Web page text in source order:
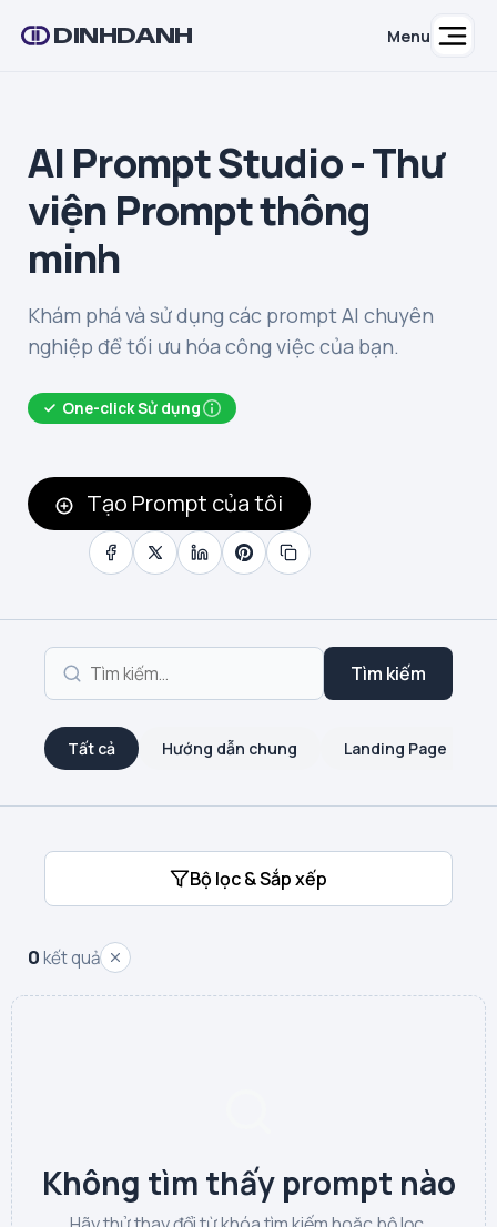
DINHDANH Menu
AI Prompt Studio - Thư
viện Prompt thông
minh
Khám phá và sử dụng các prompt AI chuyên
nghiệp để tối ưu hóa công việc của bạn.
One-click Sử dụng
Tạo Prompt của tôi
Tìm kiếm
Tất cả Hướng dẫn chung Landing Page
Bộ lọc & Sắp xếp
0kết quả
Không tìm thấy prompt nào